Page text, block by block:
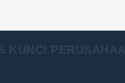
KUNCI